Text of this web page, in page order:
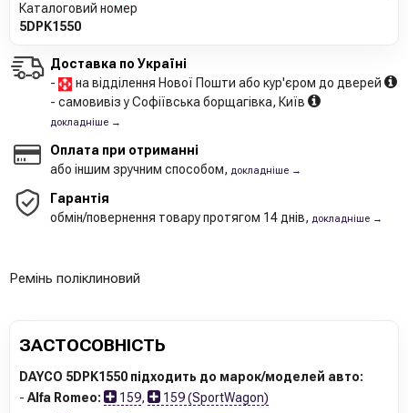
Каталоговий номер
5DPK1550
Доставка по Україні
-
на відділення Нової Пошти або кур'єром до дверей
- самовивіз у Софіївська борщагівка, Київ
докладніше →
Оплата при отриманні
або іншим зручним способом, докладніше →
Гарантія
обмін/повернення товару протягом 14 днів, докладніше →
Ремінь поліклиновий
ЗАСТОСОВНІСТЬ
DAYCO 5DPK1550 підходить до марок/моделей авто:
- Alfa Romeo: 159,
159 (SportWagon)